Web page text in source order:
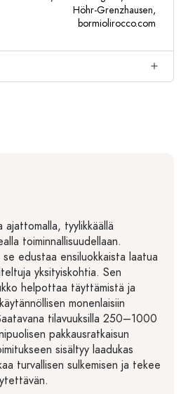
Höhr-Grenzhausen,
bormiolirocco.com
ajattomalla, tyylikkäällä
toiminnallisuudellaan.
edustaa ensiluokkaista laatua
yksityiskohtia. Sen
helpottaa täyttämistä ja
monenlaisiin
tilavuuksilla 250–1000
pakkausratkaisun
sisältyy laadukas
turvallisen sulkemisen ja tekee